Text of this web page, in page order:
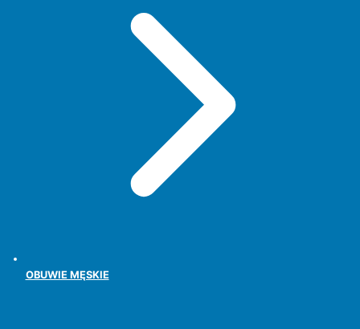
OBUWIE MĘSKIE